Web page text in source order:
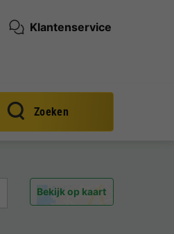
Klantenservice
Zoeken
Bekijk op kaart